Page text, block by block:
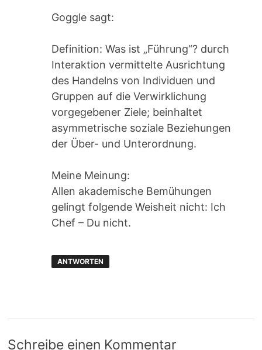
Goggle sagt:
Definition: Was ist „Führung“? durch
Interaktion vermittelte Ausrichtung
des Handelns von Individuen und
Gruppen auf die Verwirklichung
vorgegebener Ziele; beinhaltet
asymmetrische soziale Beziehungen
der Über- und Unterordnung.
Meine Meinung:
Allen akademische Bemühungen
gelingt folgende Weisheit nicht: Ich
Chef – Du nicht.
ANTWORTEN
Schreibe einen Kommentar